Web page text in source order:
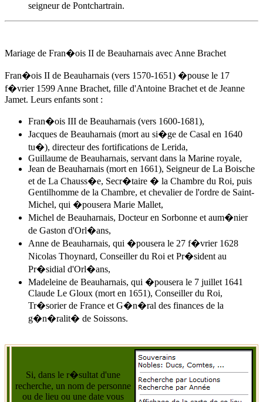
seigneur de Pontchartrain.
Mariage de Fran�ois II de Beauharnais avec Anne Brachet
Fran�ois II de Beauharnais (vers 1570-1651) �pouse le 17
f�vrier 1599 Anne Brachet, fille d'Antoine Brachet et de Jeanne
Jamet. Leurs enfants sont :
Fran�ois III de Beauharnais (vers 1600-1681),
Jacques de Beauharnais (mort au si�ge de Casal en 1640
tu�), directeur des fortifications de Lerida,
Guillaume de Beauharnais, servant dans la Marine royale,
Jean de Beauharnais (mort en 1661), Seigneur de La Boische
et de La Chauss�e, Secr�taire � la Chambre du Roi, puis
Gentilhomme de la Chambre, et chevalier de l'ordre de Saint-
Michel, qui �pousera Marie Mallet,
Michel de Beauharnais, Docteur en Sorbonne et aum�nier
de Gaston d'Orl�ans,
Anne de Beauharnais, qui �pousera le 27 f�vrier 1628
Nicolas Thoynard, Conseiller du Roi et Pr�sident au
Pr�sidial d'Orl�ans,
Madeleine de Beauharnais, qui �pousera le 7 juillet 1641
Claude Le Gloux (mort en 1651), Conseiller du Roi,
Tr�sorier de France et G�n�ral des finances de la
g�n�ralit� de Soissons.
Si, dans le r�sultat d'une
recherche, un nom de personne
ou de lieu ou une date vous